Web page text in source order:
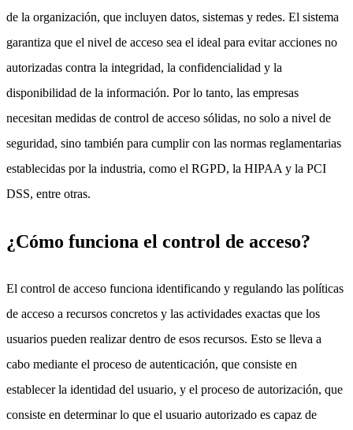
de la organización, que incluyen datos, sistemas y redes. El sistema
garantiza que el nivel de acceso sea el ideal para evitar acciones no
autorizadas contra la integridad, la confidencialidad y la
disponibilidad de la información. Por lo tanto, las empresas
necesitan medidas de control de acceso sólidas, no solo a nivel de
seguridad, sino también para cumplir con las normas reglamentarias
establecidas por la industria, como el RGPD, la HIPAA y la PCI
DSS, entre otras.
¿Cómo funciona el control de acceso?
El control de acceso funciona identificando y regulando las políticas
de acceso a recursos concretos y las actividades exactas que los
usuarios pueden realizar dentro de esos recursos. Esto se lleva a
cabo mediante el proceso de autenticación, que consiste en
establecer la identidad del usuario, y el proceso de autorización, que
consiste en determinar lo que el usuario autorizado es capaz de